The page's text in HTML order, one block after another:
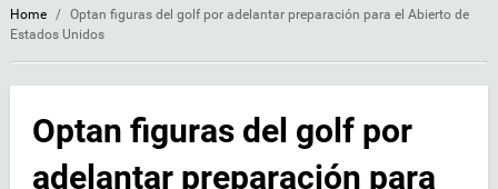
Home / Optan figuras del golf por adelantar preparación para el Abierto de
Estados Unidos
Optan figuras del golf por
adelantar preparación para